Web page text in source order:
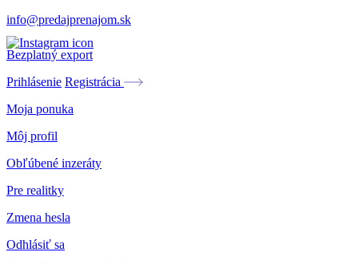
info@predajprenajom.sk
Bezplatný export
Prihlásenie Registrácia
Moja ponuka
Môj profil
Obľúbené inzeráty
Pre realitky
Zmena hesla
Odhlásiť sa